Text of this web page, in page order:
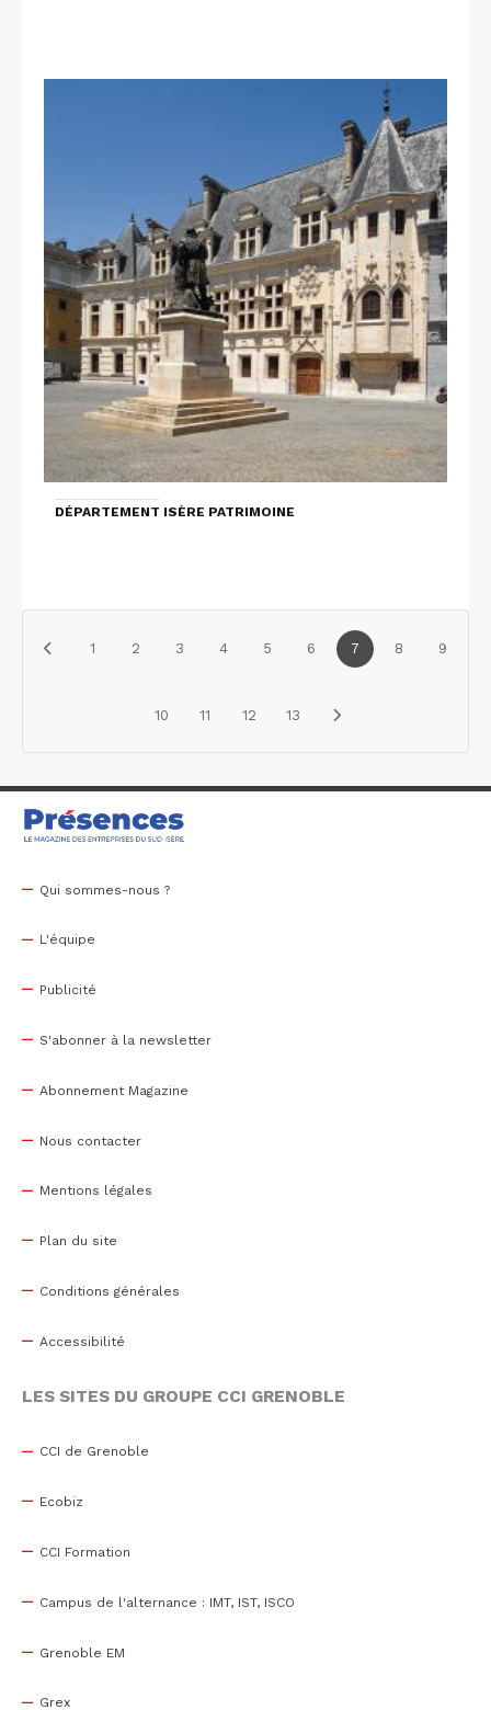
DÉPARTEMENT ISÈRE PATRIMOINE
1 2 3 4 5 6 7 8 9
10 11 12 13
Qui sommes-nous ?
L'équipe
Publicité
S'abonner à la newsletter
Abonnement Magazine
Nous contacter
Mentions légales
Plan du site
Conditions générales
Accessibilité
LES SITES DU GROUPE CCI GRENOBLE
CCI de Grenoble
Ecobiz
CCI Formation
Campus de l'alternance : IMT, IST, ISCO
Grenoble EM
Grex